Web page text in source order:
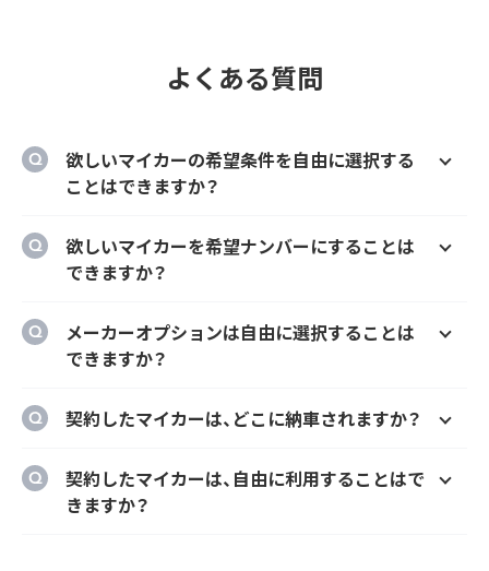
よくある質問
欲しいマイカーの希望条件を自由に選択する
ことはできますか？
ー、契約期間、ボーナス払い等を自由に選択す
ることができます。
欲しいマイカーを希望ナンバーにすることは
できますか？
とができます。
メーカーオプションは自由に選択することは
できますか？
様にカーナビ、ドラレコ、ETC、フロアマット等
ます。
契約したマイカーは、どこに納車されますか？
とができます。
ただし、輸入車リース（新車）の場合、納車場所
契約したマイカーは、自由に利用することはで
きますか？